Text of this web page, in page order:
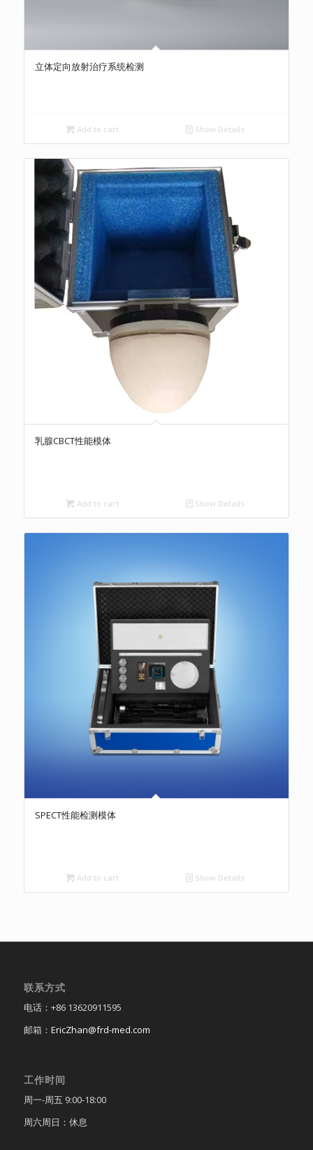
立体定向放射治疗系统检测
Add to cart Show Details
乳腺CBCT性能模体
Add to cart Show Details
SPECT性能检测模体
Add to cart Show Details
联系方式
电话：+86 13620911595
邮箱： EricZhan@frd-med.com
工作时间
周一-周五 9:00-18:00
周六周日：休息